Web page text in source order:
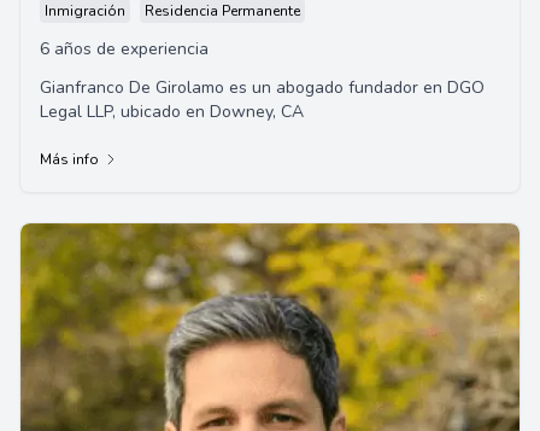
Inmigración Residencia Permanente
6 años de experiencia
Gianfranco De Girolamo es un abogado fundador en DGO
Legal LLP, ubicado en Downey, CA
Más info